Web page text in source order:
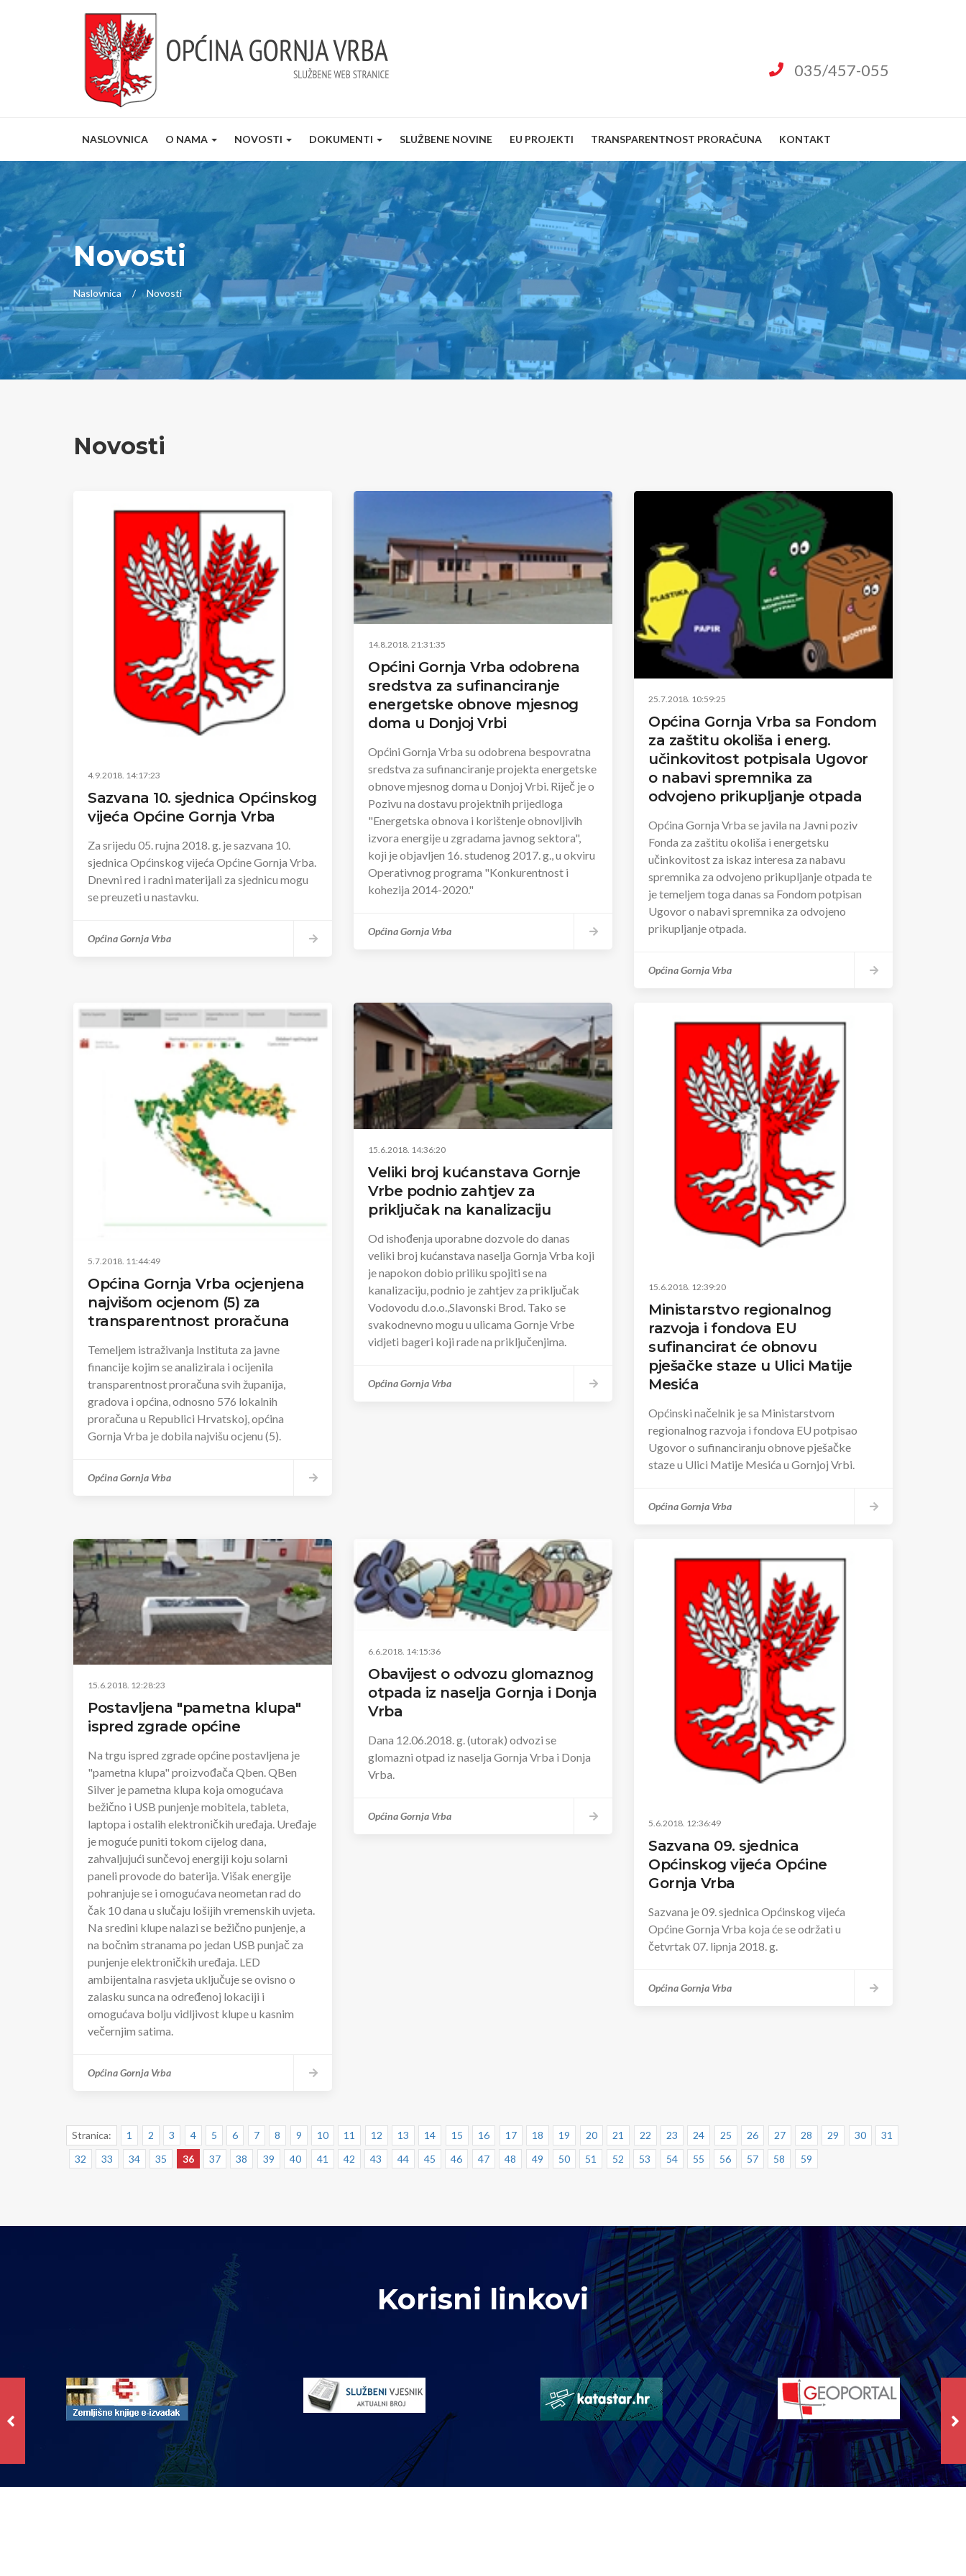
035/457-055
NASLOVNICA O NAMA NOVOSTI DOKUMENTI SLUŽBENE NOVINE EU PROJEKTI TRANSPARENTNOST PRORAČUNA KONTAKT
Novosti
Naslovnica Novosti
Novosti
4.9.2018. 14:17:23
Sazvana 10. sjednica Općinskog
vijeća Općine Gornja Vrba
Za srijedu 05. rujna 2018. g. je sazvana 10.
sjednica Općinskog vijeća Općine Gornja Vrba.
Dnevni red i radni materijali za sjednicu mogu
se preuzeti u nastavku.
Općina Gornja Vrba
14.8.2018. 21:31:35
Općini Gornja Vrba odobrena
sredstva za sufinanciranje
energetske obnove mjesnog
doma u Donjoj Vrbi
Općini Gornja Vrba su odobrena bespovratna
sredstva za sufinanciranje projekta energetske
obnove mjesnog doma u Donjoj Vrbi. Riječ je o
Pozivu na dostavu projektnih prijedloga
"Energetska obnova i korištenje obnovljivih
izvora energije u zgradama javnog sektora",
koji je objavljen 16. studenog 2017. g., u okviru
Operativnog programa "Konkurentnost i
kohezija 2014-2020."
Općina Gornja Vrba
25.7.2018. 10:59:25
Općina Gornja Vrba sa Fondom
za zaštitu okoliša i energ.
učinkovitost potpisala Ugovor
o nabavi spremnika za
odvojeno prikupljanje otpada
Općina Gornja Vrba se javila na Javni poziv
Fonda za zaštitu okoliša i energetsku
učinkovitost za iskaz interesa za nabavu
spremnika za odvojeno prikupljanje otpada te
je temeljem toga danas sa Fondom potpisan
Ugovor o nabavi spremnika za odvojeno
prikupljanje otpada.
Općina Gornja Vrba
5.7.2018. 11:44:49
Općina Gornja Vrba ocjenjena
najvišom ocjenom (5) za
transparentnost proračuna
Temeljem istraživanja Instituta za javne
financije kojim se analizirala i ocijenila
transparentnost proračuna svih županija,
gradova i općina, odnosno 576 lokalnih
proračuna u Republici Hrvatskoj, općina
Gornja Vrba je dobila najvišu ocjenu (5).
Općina Gornja Vrba
15.6.2018. 14:36:20
Veliki broj kućanstava Gornje
Vrbe podnio zahtjev za
priključak na kanalizaciju
Od ishođenja uporabne dozvole do danas
veliki broj kućanstava naselja Gornja Vrba koji
je napokon dobio priliku spojiti se na
kanalizaciju, podnio je zahtjev za priključak
Vodovodu d.o.o.,Slavonski Brod. Tako se
svakodnevno mogu u ulicama Gornje Vrbe
vidjeti bageri koji rade na priključenjima.
Općina Gornja Vrba
15.6.2018. 12:39:20
Ministarstvo regionalnog
razvoja i fondova EU
sufinancirat će obnovu
pješačke staze u Ulici Matije
Mesića
Općinski načelnik je sa Ministarstvom
regionalnog razvoja i fondova EU potpisao
Ugovor o sufinanciranju obnove pješačke
staze u Ulici Matije Mesića u Gornjoj Vrbi.
Općina Gornja Vrba
15.6.2018. 12:28:23
Postavljena "pametna klupa"
ispred zgrade općine
Na trgu ispred zgrade općine postavljena je
"pametna klupa" proizvođača Qben. QBen
Silver je pametna klupa koja omogućava
bežično i USB punjenje mobitela, tableta,
laptopa i ostalih elektroničkih uređaja. Uređaje
je moguće puniti tokom cijelog dana,
zahvaljujući sunčevoj energiji koju solarni
paneli provode do baterija. Višak energije
pohranjuje se i omogućava neometan rad do
čak 10 dana u slučaju lošijih vremenskih uvjeta.
Na sredini klupe nalazi se bežično punjenje, a
na bočnim stranama po jedan USB punjač za
punjenje elektroničkih uređaja. LED
ambijentalna rasvjeta uključuje se ovisno o
zalasku sunca na određenoj lokaciji i
omogućava bolju vidljivost klupe u kasnim
večernjim satima.
Općina Gornja Vrba
6.6.2018. 14:15:36
Obavijest o odvozu glomaznog
otpada iz naselja Gornja i Donja
Vrba
Dana 12.06.2018. g. (utorak) odvozi se
glomazni otpad iz naselja Gornja Vrba i Donja
Vrba.
Općina Gornja Vrba
5.6.2018. 12:36:49
Sazvana 09. sjednica
Općinskog vijeća Općine
Gornja Vrba
Sazvana je 09. sjednica Općinskog vijeća
Općine Gornja Vrba koja će se održati u
četvrtak 07. lipnja 2018. g.
Općina Gornja Vrba
Stranica: 1 2 3 4 5 6 7 8 9 10 11 12 13 14 15 16 17 18 19 20 21 22 23 24 25 26 27 28 29 30
31
32
33 34 35 36 37 38 39 40 41 42 43 44 45 46 47 48 49 50 51 52 53 54 55 56 57 58 59
Korisni linkovi